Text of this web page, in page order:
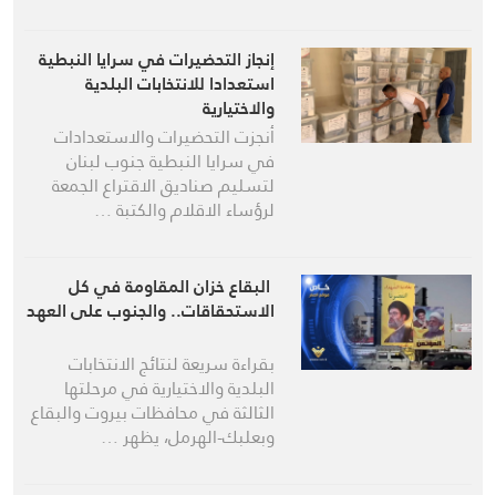
إنجاز التحضيرات في سرايا النبطية
استعدادا للانتخابات البلدية
والاختيارية
أنجزت التحضيرات والاستعدادات
في سرايا النبطية جنوب لبنان
لتسليم صناديق الاقتراع الجمعة
لرؤساء الاقلام والكتبة …
البقاع خزان المقاومة في كل
الاستحقاقات.. والجنوب على العهد
بقراءة سريعة لنتائج الانتخابات
البلدية والاختيارية في مرحلتها
الثالثة في محافظات بيروت والبقاع
وبعلبك-الهرمل، يظهر …